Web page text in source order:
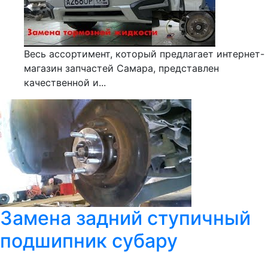
Весь ассортимент, который предлагает интернет-
магазин запчастей Самара, представлен
качественной и...
Замена задний ступичный
подшипник субару